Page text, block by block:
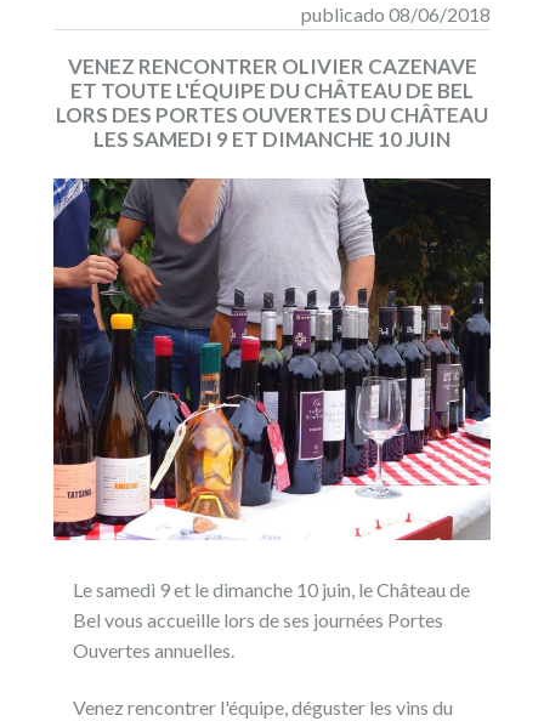
publicado 08/06/2018
VENEZ RENCONTRER OLIVIER CAZENAVE
ET TOUTE L'ÉQUIPE DU CHÂTEAU DE BEL
LORS DES PORTES OUVERTES DU CHÂTEAU
LES SAMEDI 9 ET DIMANCHE 10 JUIN
Le samedi 9 et le dimanche 10 juin, le Château de
Bel vous accueille lors de ses journées Portes
Ouvertes annuelles.
Venez rencontrer l'équipe, déguster les vins du